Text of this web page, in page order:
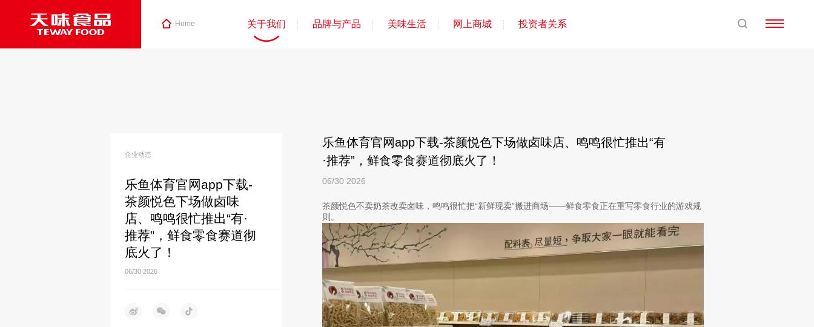
Home 关于我们 品牌与产品 美味生活 网上商城 投资者关系
企业动态
乐鱼体育官网app下载-
茶颜悦色下场做卤味
店、鸣鸣很忙推出“有·
推荐”，鲜食零食赛道彻
底火了！
06/30 2026
乐鱼体育官网app下载-茶颜悦色下场做卤味店、鸣鸣很忙推出“有
·推荐”，鲜食零食赛道彻底火了！
06/30 2026
茶颜悦色不卖奶茶改卖卤味，鸣鸣很忙把“新鲜现卖”搬进商场——鲜食零食正在重写零食行业的游戏规
则。